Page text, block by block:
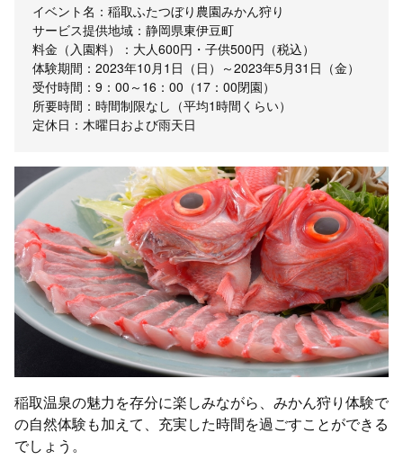
イベント名：稲取ふたつぼり農園みかん狩り
サービス提供地域：静岡県東伊豆町
料金（入園料）：大人600円・子供500円（税込）
体験期間：2023年10月1日（日）～2023年5月31日（金）
受付時間：9：00～16：00（17：00閉園）
所要時間：時間制限なし（平均1時間くらい）
定休日：木曜日および雨天日
稲取温泉の魅力を存分に楽しみながら、みかん狩り体験で
の自然体験も加えて、充実した時間を過ごすことができる
でしょう。